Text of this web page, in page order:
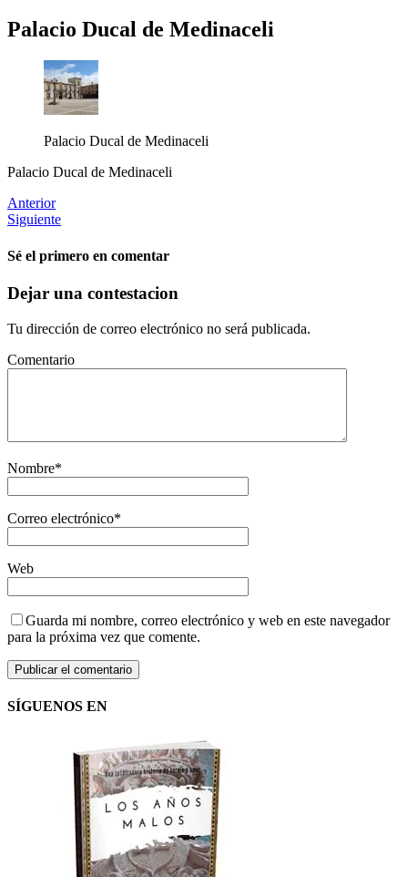
Palacio Ducal de Medinaceli
Palacio Ducal de Medinaceli
Palacio Ducal de Medinaceli
Anterior
Siguiente
Sé el primero en comentar
Dejar una contestacion
Tu dirección de correo electrónico no será publicada.
Comentario
Nombre*
Correo electrónico*
Web
Guarda mi nombre, correo electrónico y web en este navegador
para la próxima vez que comente.
SÍGUENOS EN